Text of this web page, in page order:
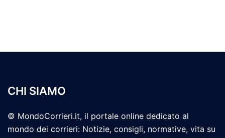
CHI SIAMO
© MondoCorrieri.it, il portale online dedicato al
mondo dei corrieri: Notizie, consigli, normative, vita su